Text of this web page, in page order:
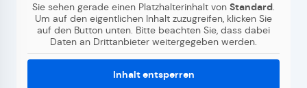
Sie sehen gerade einen Platzhalterinhalt von Standard.
Um auf den eigentlichen Inhalt zuzugreifen, klicken Sie
auf den Button unten. Bitte beachten Sie, dass dabei
Daten an Drittanbieter weitergegeben werden.
Inhalt entsperren